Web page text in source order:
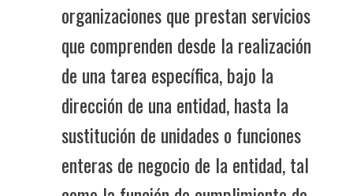
organizaciones que prestan servicios
que comprenden desde la realización
de una tarea específica, bajo la
dirección de una entidad, hasta la
sustitución de unidades o funciones
enteras de negocio de la entidad, tal